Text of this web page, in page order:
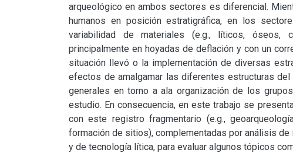
arqueológico en ambos sectores es diferencial.
humanos en posición estratigráfica, en los
variabilidad de materiales (e.g., líticos, óseos,
principalmente en hoyadas de deflación y con un
situación llevó o la implementación de diversas
efectos de amalgamar las diferentes estructuras
generales en torno a ala organización de los
estudio. En consecuencia, en este trabajo se
con este registro fragmentario (e.g.,
formación de sitios), complementadas por análisis
y de tecnología lítica, para evaluar algunos tópicos